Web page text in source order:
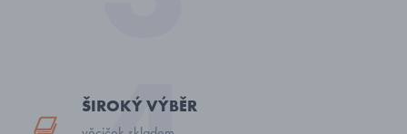
ŠIROKÝ VÝBĚR